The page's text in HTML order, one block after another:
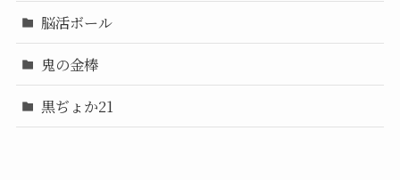
脳活ボール
鬼の金棒
黒ぢょか21